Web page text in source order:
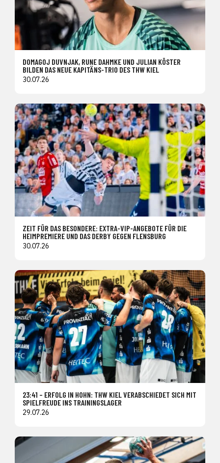
DOMAGOJ DUVNJAK, RUNE DAHMKE UND JULIAN KÖSTER
BILDEN DAS NEUE KAPITÄNS-TRIO DES THW KIEL
30.07.26
ZEIT FÜR DAS BESONDERE: EXTRA-VIP-ANGEBOTE FÜR DIE
HEIMPREMIERE UND DAS DERBY GEGEN FLENSBURG
30.07.26
23:41 – ERFOLG IN HOHN: THW KIEL VERABSCHIEDET SICH MIT
SPIELFREUDE INS TRAININGSLAGER
29.07.26